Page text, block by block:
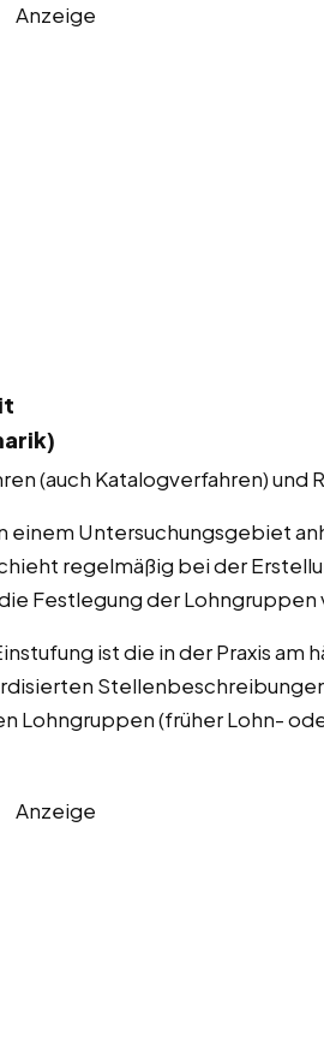
Anzeige
(auch Katalogverfahren) und
Untersuchungsgebiet
regelmäßig bei der
Festlegung der
ist die in der Praxis am
Lohngruppen (früher Lohn-
Anzeige